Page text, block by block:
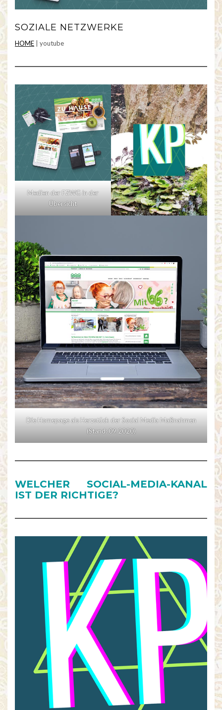
SOZIALE NETZWERKE
HOME youtube
Medien der FZWG in der
Übersicht
Die Homepage als Herzstück der Social Media Maßnahmen
(Stand: 09.2020)
WELCHER SOCIAL-MEDIA-KANAL
IST DER RICHTIGE?